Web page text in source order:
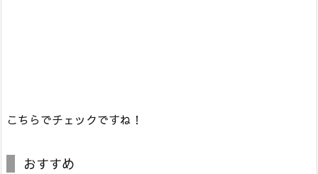
こちらでチェックですね！
おすすめ